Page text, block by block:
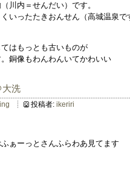
川内＝せんだい）です。
いったたきおんせん（高城温泉で
はもっとも古いものが
銅像もわんわんいてかわいい
大洗
投稿者: ikeriri
ぁーっとさんふらわあ見てます